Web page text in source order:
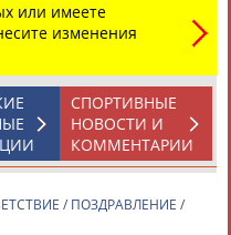
Евгения Дементьева,
Второе место заняла
3. Коми (Илья Семиков,
, Антон Зюзев) –
или имеете
изменения
СПОРТИВНЫЕ
НОВОСТИ И
КОММЕНТАРИИ
/ ПОЗДРАВЛЕНИЕ /